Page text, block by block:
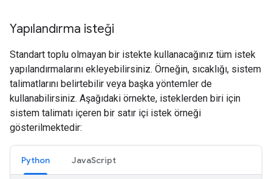
Yapılandırma isteği
Standart toplu olmayan bir istekte kullanacağınız tüm istek
yapılandırmalarını ekleyebilirsiniz. Örneğin, sıcaklığı, sistem
talimatlarını belirtebilir veya başka yöntemler de
kullanabilirsiniz. Aşağıdaki örnekte, isteklerden biri için
sistem talimatı içeren bir satır içi istek örneği
gösterilmektedir:
Python JavaScript